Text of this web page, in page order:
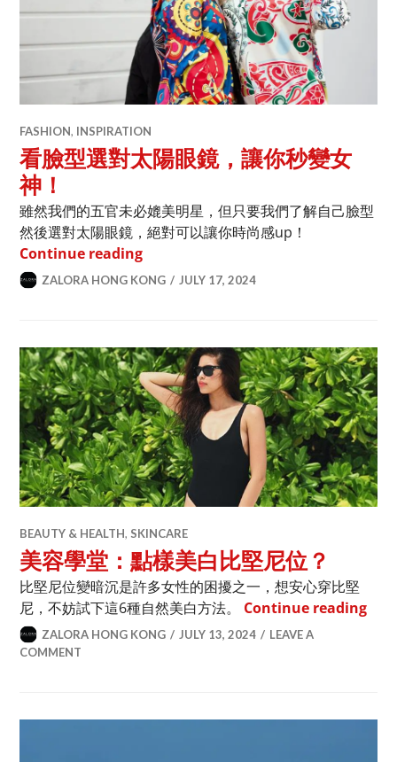
FASHION, INSPIRATION
看臉型選對太陽眼鏡，讓你秒變女
神！
雖然我們的五官未必媲美明星，但只要我們了解自己臉型
然後選對太陽眼鏡，絕對可以讓你時尚感up！
Continue reading看臉型選對太陽眼鏡，讓你秒變女神！
ZALORA HONG KONG JULY 17, 2024
BEAUTY & HEALTH, SKINCARE
美容學堂：點樣美白比堅尼位？
比堅尼位變暗沉是許多女性的困擾之一，想安心穿比堅
尼，不妨試下這6種自然美白方法。 Continue reading美
ZALORA HONG KONG JULY 13, 2024
LEAVE A
COMMENT